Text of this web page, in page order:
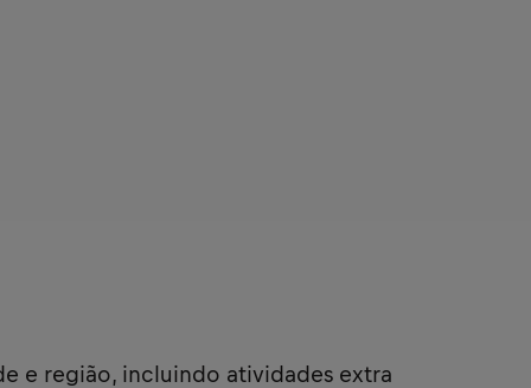
e região, incluindo atividades extra